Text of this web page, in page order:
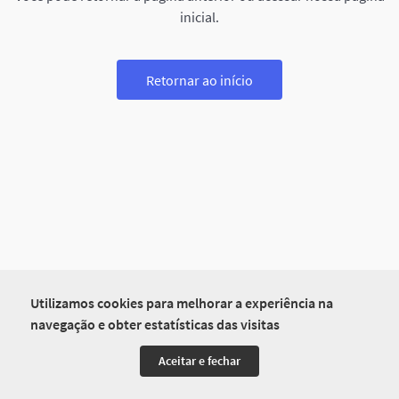
Utilizamos cookies para melhorar a experiência na
navegação e obter estatísticas das visitas
Aceitar e fechar
inicial.
Retornar ao início